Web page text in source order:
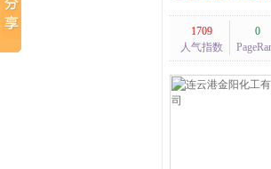
1709
人气指数
0